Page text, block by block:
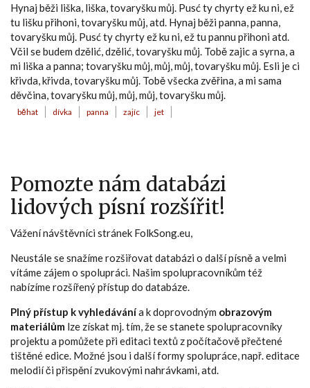
Hynaj běži liška, liška, tovaryšku můj. Pusć ty chyrty ež ku ni, ež
tu lišku přihoni, tovaryšku můj, atd. Hynaj běži panna, panna,
tovaryšku můj. Pusć ty chyrty ež ku ni, ež tu pannu přihoni atd.
Včil se budem dzělić, dzělić, tovaryšku můj. Tobě zajic a syrna, a
mi liška a panna; tovaryšku můj, můj, můj, tovaryšku můj. Esli je ci
křivda, křivda, tovaryšku můj. Tobě všecka zvěřina, a mi sama
děvčina, tovaryšku můj, můj, můj, tovaryšku můj.
běhat dívka panna zajíc jet
Pomozte nám databázi
lidových písní rozšířit!
Vážení návštěvníci stránek FolkSong.eu,
Neustále se snažíme rozšiřovat databázi o další písně a velmi
vítáme zájem o spolupráci. Našim spolupracovníkům též
nabízíme rozšířený přístup do databáze.
Plný přístup k vyhledávánía k doprovodným obrazovým
materiálům lze získat mj. tím, že se stanete spolupracovníky
projektu a pomůžete při editaci textů z počítačově přečtené
tištěné edice. Možné jsou i další formy spolupráce, např. editace
melodií či přispění zvukovými nahrávkami, atd.